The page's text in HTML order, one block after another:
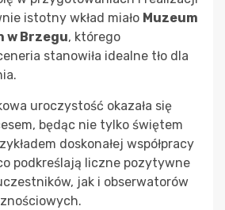
istotny wkład miało Muzeum
w Brzegu, którego
stanowiła idealne tło dla
uroczystość okazała się
będąc nie tylko świętem
doskonałej współpracy
podkreślają liczne pozytywne
jak i obserwatorów